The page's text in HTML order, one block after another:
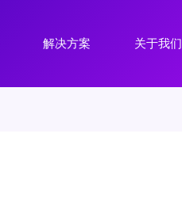
解决方案 关于我们